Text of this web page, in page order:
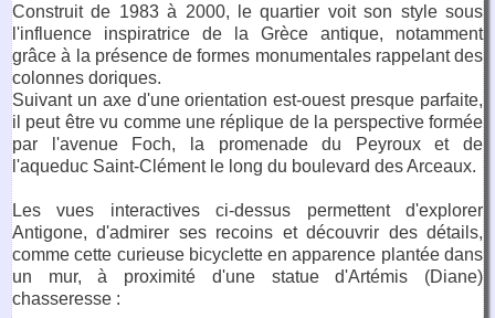
Construit de 1983 à 2000, le quartier voit son style sous
l'influence inspiratrice de la Grèce antique, notamment
grâce à la présence de formes monumentales rappelant des
colonnes doriques.
Suivant un axe d'une orientation est-ouest presque parfaite,
il peut être vu comme une réplique de la perspective formée
par l'avenue Foch, la promenade du Peyroux et de
l'aqueduc Saint-Clément le long du boulevard des Arceaux.
Les vues interactives ci-dessus permettent d'explorer
Antigone, d'admirer ses recoins et découvrir des détails,
comme cette curieuse bicyclette en apparence plantée dans
un mur, à proximité d'une statue d'Artémis (Diane)
chasseresse :